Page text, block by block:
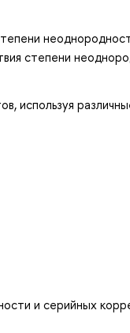
степени
используя
и серийных